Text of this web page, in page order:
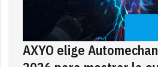
AXYO elige